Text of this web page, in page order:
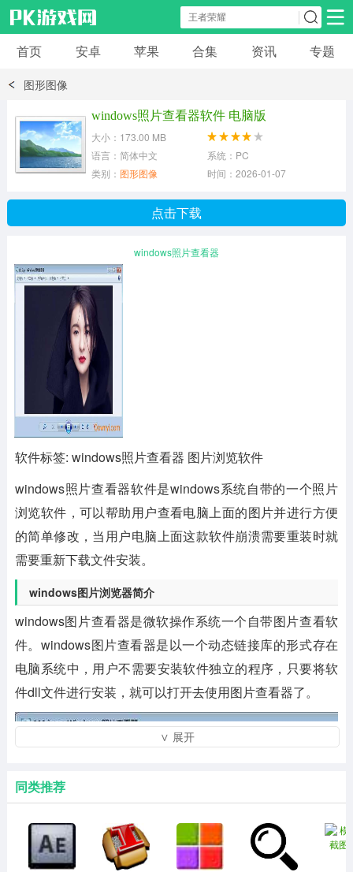
安卓应用 安卓游戏
模拟经营
首页 安卓 苹果 合集 资讯 专题
图形图像
windows照片查看器软件 电脑版
大小：173.00 MB
语言：简体中文
系统：PC
类别： 图形图像 时间：2026-01-07
点击下载
windows照片查看器
软件标签: windows照片查看器 图片浏览软件
windows照片查看器软件是windows系统自带的一个照片
浏览软件，可以帮助用户查看电脑上面的图片并进行方便
的简单修改，当用户电脑上面这款软件崩溃需要重装时就
需要重新下载文件安装。
windows图片浏览器简介
windows图片查看器是微软操作系统一个自带图片查看软
件。windows图片查看器是以一个动态链接库的形式存在
电脑系统中，用户不需要安装软件独立的程序，只要将软
件dll文件进行安装，就可以打开去使用图片查看器了。
∨ 展开
同类推荐